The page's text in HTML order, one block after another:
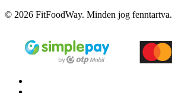
© 2026 FitFoodWay. Minden jog fenntartva.